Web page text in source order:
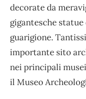
decorate da
gigantesche
guarigione.
importante sito
nei principali
il Museo